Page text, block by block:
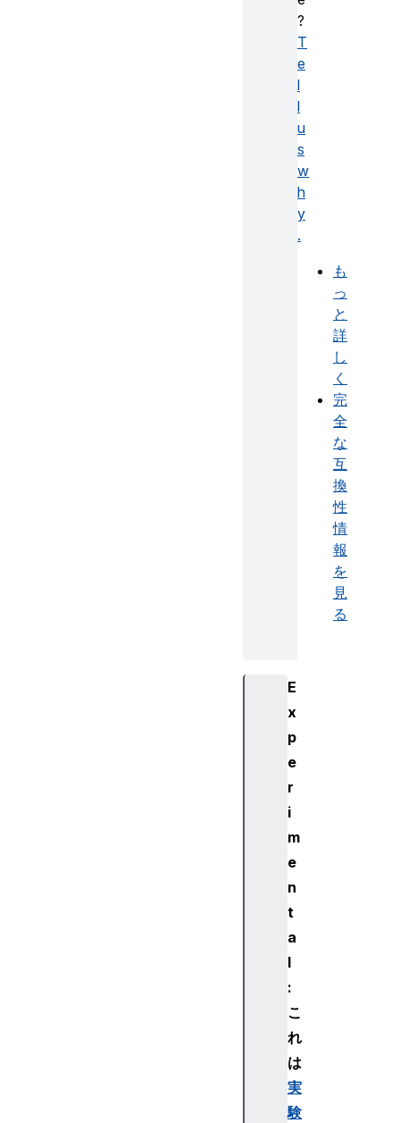
?
T
e
l
l
u
s
w
h
y
.
も
っ
と
詳
し
く
完
全
な
互
換
性
情
報
を
見
る
E
x
p
e
r
i
m
e
n
t
a
l
:
こ
れ
は
実
験